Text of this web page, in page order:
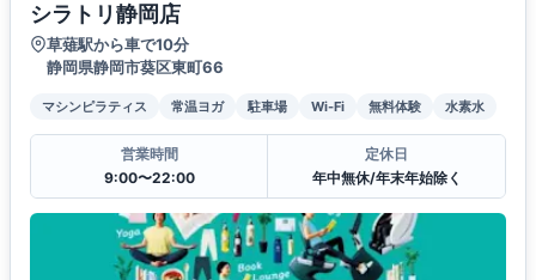
シラトリ静岡店
草薙駅から車で10分
静岡県静岡市葵区東町66
マシンピラティス 常温ヨガ 駐車場 Wi-Fi 無料体験 水素水
営業時間
9:00〜22:00
定休日
年中無休/年末年始除く